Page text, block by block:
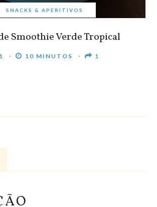
SNACKS & APERITIVOS
Smoothie Verde Tropical
1 10 MINUTOS 1